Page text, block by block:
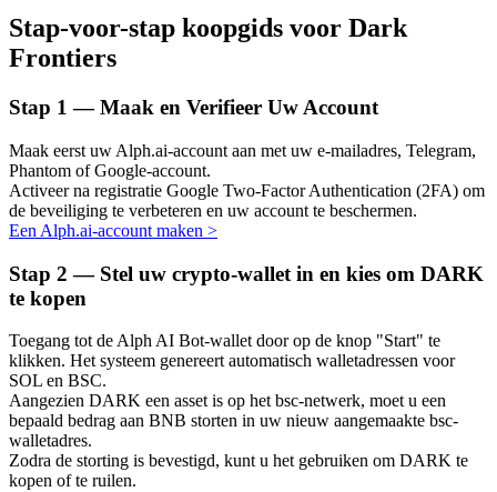
Grijp langetermijnwinst en flexibele belangen
Meer informatie over het verdienen van passief inkomen
Stap-voor-stap koopgids voor Dark
Frontiers
Stap 1 —Maak en Verifieer Uw Account
Maak eerst uw Alph.ai-account aan met uw e-mailadres, Telegram,
Phantom of Google-account.
Activeer na registratie Google Two-Factor Authentication (2FA) om
de beveiliging te verbeteren en uw account te beschermen.
Een Alph.ai-account maken >
Stap 2 — Stel uw crypto-wallet in en kies om DARK
te kopen
Toegang tot de Alph AI Bot-wallet door op de knop "Start" te
klikken. Het systeem genereert automatisch walletadressen voor
SOL en BSC.
Aangezien DARK een asset is op het bsc-netwerk, moet u een
bepaald bedrag aan BNB storten in uw nieuw aangemaakte bsc-
walletadres.
Zodra de storting is bevestigd, kunt u het gebruiken om DARK te
kopen of te ruilen.